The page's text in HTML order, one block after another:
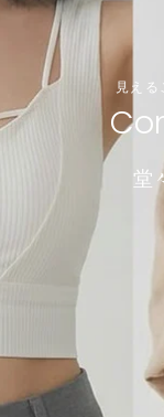
見え
堂
＼ちょうどいいが見
小胸でも、谷間は作
＼重さたったの50グ